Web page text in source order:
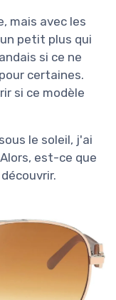
mais avec les
petit plus qui
si ce ne
certaines.
si ce modèle
le soleil, j'ai
est-ce que